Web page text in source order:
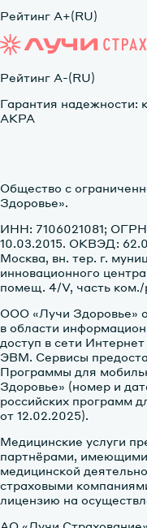
Рейтинг А+(RU)
Рейтинг А-(RU)
Гарантия надежности:
АКРА
Общество с
Здоровье».
ИНН: 7106021081;
10.03.2015. ОКВЭД:
Москва, вн. тер. г.
инновационного
помещ. 4/V, часть
ООО «Лучи Здоровье»
в области
доступ в сети
ЭВМ. Сервисы
Программы для
Здоровье» (номер и
российских
от 12.02.2025).
Медицинские услуги
партнёрами,
медицинской
страховыми
лицензию на